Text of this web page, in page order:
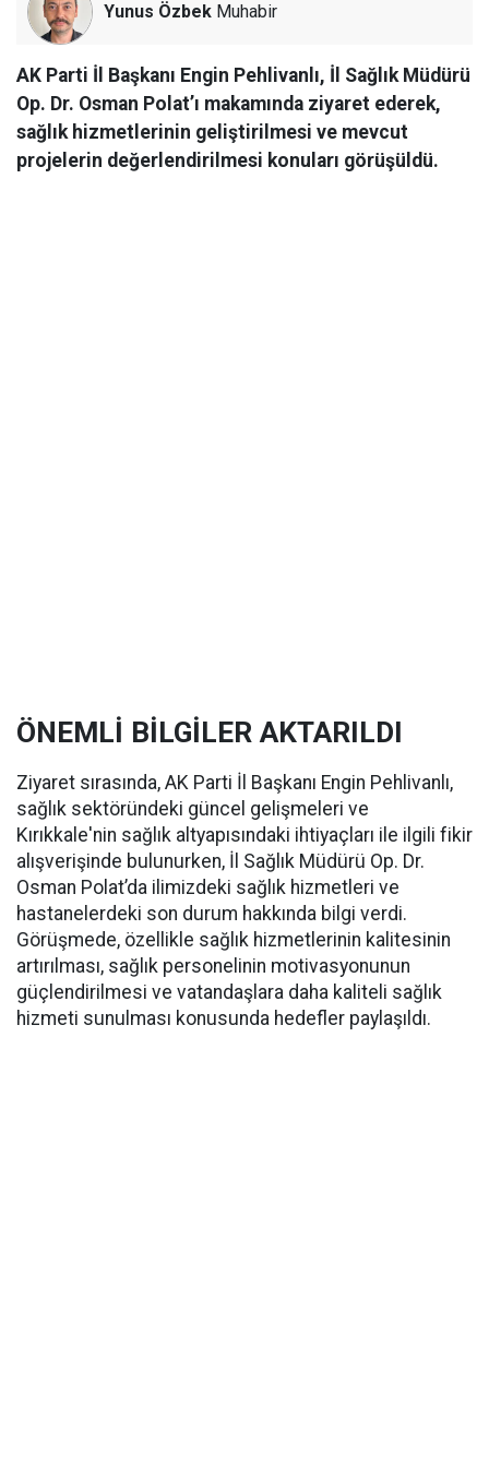
Yunus Özbek Muhabir
AK Parti İl Başkanı Engin Pehlivanlı, İl Sağlık Müdürü
Op. Dr. Osman Polat’ı makamında ziyaret ederek,
sağlık hizmetlerinin geliştirilmesi ve mevcut
projelerin değerlendirilmesi konuları görüşüldü.
ÖNEMLİ BİLGİLER AKTARILDI
Ziyaret sırasında, AK Parti İl Başkanı Engin Pehlivanlı,
sağlık sektöründeki güncel gelişmeleri ve
Kırıkkale'nin sağlık altyapısındaki ihtiyaçları ile ilgili fikir
alışverişinde bulunurken, İl Sağlık Müdürü Op. Dr.
Osman Polat’da ilimizdeki sağlık hizmetleri ve
hastanelerdeki son durum hakkında bilgi verdi.
Görüşmede, özellikle sağlık hizmetlerinin kalitesinin
artırılması, sağlık personelinin motivasyonunun
güçlendirilmesi ve vatandaşlara daha kaliteli sağlık
hizmeti sunulması konusunda hedefler paylaşıldı.